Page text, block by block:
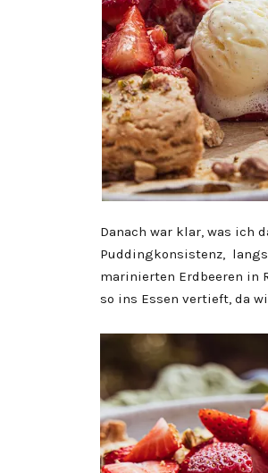
Danach war klar, was ich
Puddingkonsistenz,
marinierten Erdbeeren in
so ins Essen vertieft, da